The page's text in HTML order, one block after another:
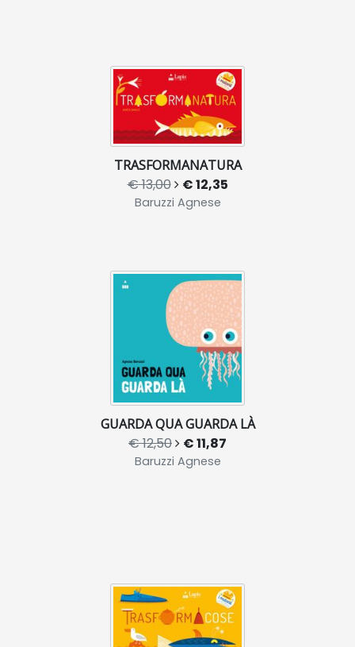
TRASFORMANATURA
€ 13,00 € 12,35
Baruzzi Agnese
GUARDA QUA GUARDA LÀ
€ 12,50 € 11,87
Baruzzi Agnese